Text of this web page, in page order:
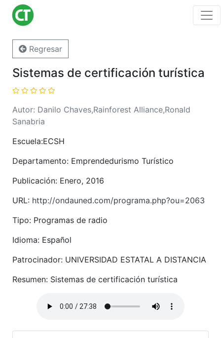
Regresar
Sistemas de certificación turística
Autor: Danilo Chaves,Rainforest Alliance,Ronald
Sanabria
Escuela:ECSH
Departamento: Emprendedurismo Turístico
Publicación: Enero, 2016
URL: http://ondauned.com/programa.php?ou=2063
Tipo: Programas de radio
Idioma: Español
Patrocinador: UNIVERSIDAD ESTATAL A DISTANCIA
Resumen: Sistemas de certificación turística